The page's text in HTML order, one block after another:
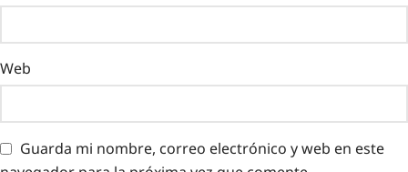
Web
Guarda mi nombre, correo electrónico y web en este